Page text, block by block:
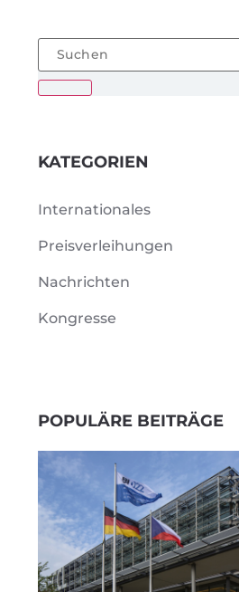
KATEGORIEN
Internationales
Preisverleihungen
Nachrichten
Kongresse
POPULÄRE BEITRÄGE